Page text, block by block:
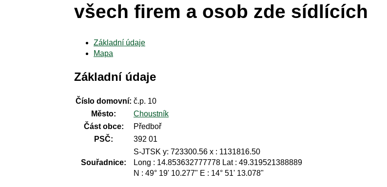
všech firem a osob zde sídlících
Základní údaje
Mapa
Základní údaje
Číslo domovní: č.p. 10
Město:
Choustník
Část obce:
Předboř
PSČ:
392 01
Souřadnice:
S-JTSK y: 723300.56 x : 1131816.50
Long : 14.853632777778 Lat : 49.319521388889
N : 49° 19' 10.277" E : 14° 51' 13.078"